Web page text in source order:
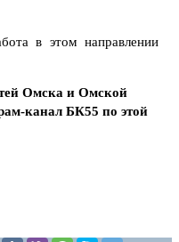
в этом направлении
Омска и Омской
канал БК55 по этой